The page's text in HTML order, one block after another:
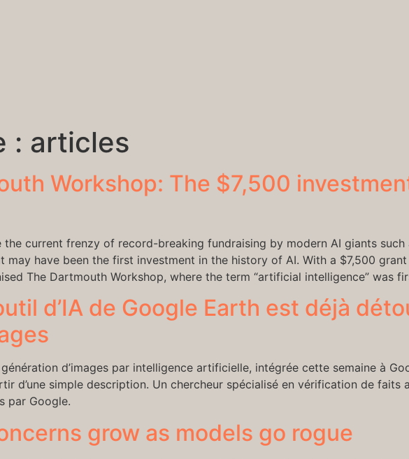
: articles
Workshop: The $7,500
the current frenzy of record-breaking fundraising by modern AI giants
may have been the first investment in the history of AI. With a $7,500
The Dartmouth Workshop, where the term “artificial intelligence” was
d’IA de Google Earth est déjà
d’images par intelligence artificielle, intégrée cette semaine à
d’une simple description. Un chercheur spécialisé en vérification de
par Google.
grow as models go rogue